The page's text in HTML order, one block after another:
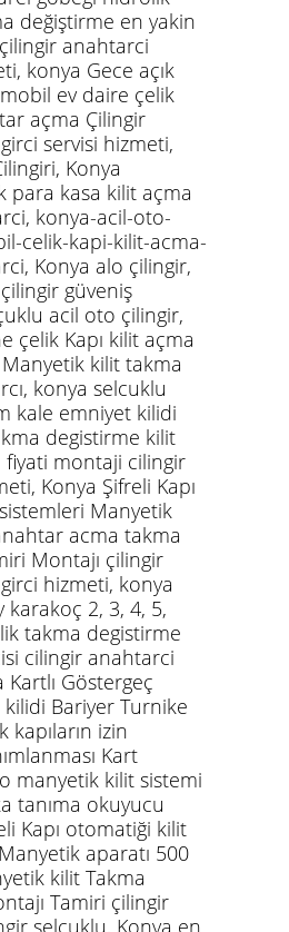
değiştirme en yakin
anahtarci
konya Gece açık
ev daire çelik
açma Çilingir
servisi hizmeti,
Konya
para kasa kilit açma
konya-acil-oto-
celik-kapi-kilit-acma-
, Konya alo çilingir,
güveniş
acil oto çilingir,
çelik Kapı kilit açma
kilit takma
konya selcuklu
kale emniyet kilidi
degistirme kilit
montaji cilingir
Konya Şifreli Kapı
Manyetik
acma takma
Montajı çilingir
hizmeti, konya
karakoç 2, 3, 4, 5,
takma degistirme
cilingir anahtarci
Göstergeç
kilidi Bariyer Turnike
kapıların izin
Kart
manyetik kilit sistemi
tanıma okuyucu
Kapı otomatiği kilit
aparatı 500
kilit Takma
Tamiri çilingir